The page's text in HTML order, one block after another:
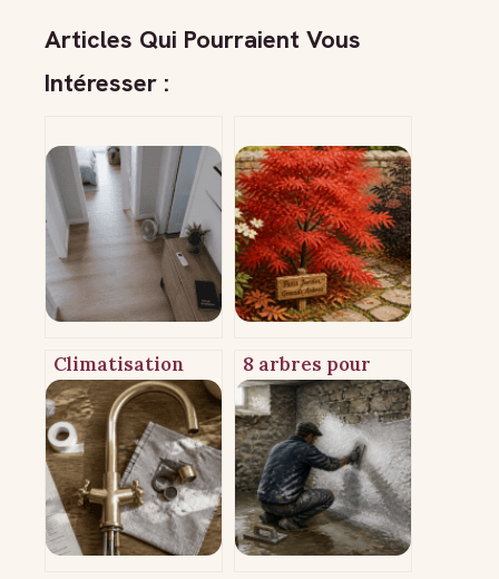
Articles Qui Pourraient Vous
Intéresser :
Climatisation
dans le couloir :
une solution
économique pour
rafraîchir vos
chambres ou une
impasse
technique ?
8 arbres pour
petit jardin :
comment choisir
des variétés
compactes sans
entretien
excessif ?